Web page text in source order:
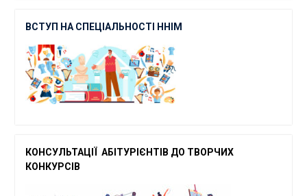
ВСТУП НА СПЕЦІАЛЬНОСТІ ННІМ
КОНСУЛЬТАЦІЇ АБІТУРІЄНТІВ ДО ТВОРЧ ИХ
КОНКУРСІВ